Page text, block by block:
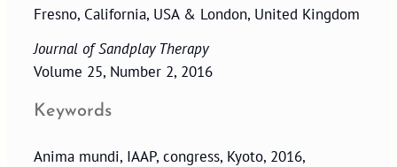
Fresno, California, USA & London, United Kingdom
Journal of Sandplay Therapy
Volume 25, Number 2, 2016
Keywords
Anima mundi, IAAP, congress, Kyoto, 2016,